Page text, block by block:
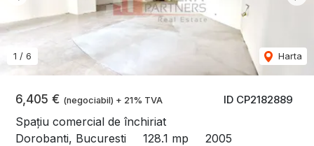
ID CP2182889
6,405 € (negociabil) + 21% TVA
Spațiu comercial de închiriat
Dorobanti, Bucuresti
128.1 mp 2005
1 / 6 Harta